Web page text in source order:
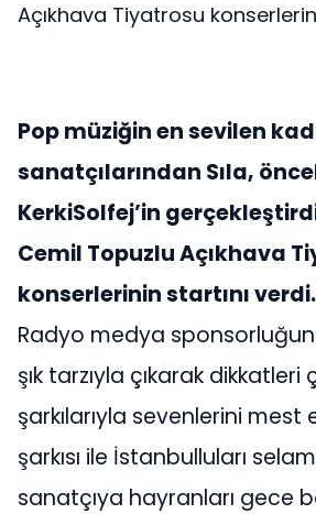
Açıkhava Tiyatrosu
Pop müziğin en sevilen
sanatçılarından Sıla,
KerkiSolfej’in
Cemil Topuzlu Açıkhava
konserlerinin startını verdi.
Radyo medya
şık tarzıyla çıkarak dikkatleri
şarkılarıyla sevenlerini mest
şarkısı ile İstanbulluları
sanatçıya hayranları gece